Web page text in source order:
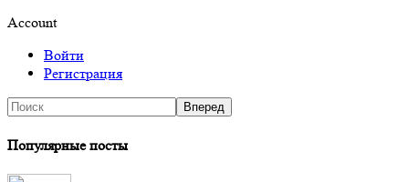
Account
Войти
Регистрация
Популярные посты